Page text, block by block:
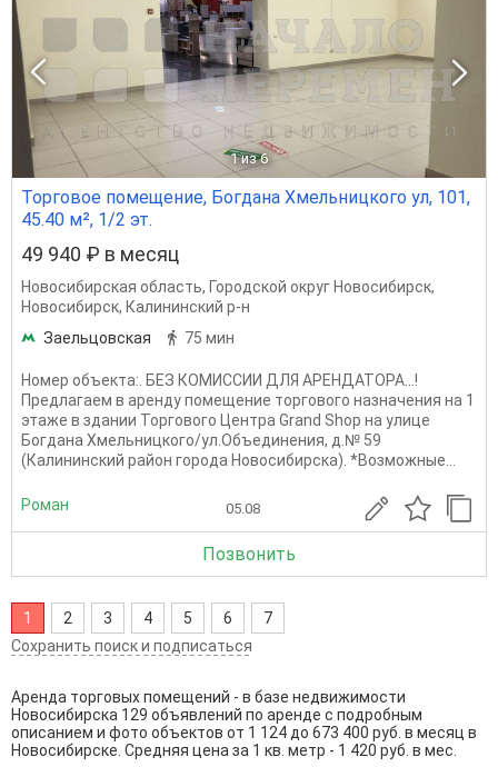
1 из 6
Торговое помещение, Богдана Хмельницкого ул, 101,
45.40 м², 1/2 эт.
49 940 ₽ в месяц
Новосибирская область, Городской округ Новосибирск,
Новосибирск, Калининский р-н
Заельцовская
75 мин
Номер объекта:. БЕЗ КОМИССИИ ДЛЯ АРЕНДАТОРА...!
Предлагаем в аренду помещение торгового назначения на 1
этаже в здании Торгового Центра Grand Shop на улице
Богдана Хмельницкого/ул.Объединения, д.№ 59
(Калининский район города Новосибирска). *Возможные...
Роман 05.08
Позвонить
1 2 3 4 5 6
7
Сохранить поиск и подписаться
Аренда торговых помещений - в базе недвижимости
Новосибирска 129 объявлений по аренде с подробным
описанием и фото объектов от 1 124 до 673 400 руб. в месяц в
Новосибирске. Средняя цена за 1 кв. метр - 1 420 руб. в мес.